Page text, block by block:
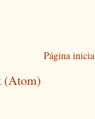
Página
(Atom)